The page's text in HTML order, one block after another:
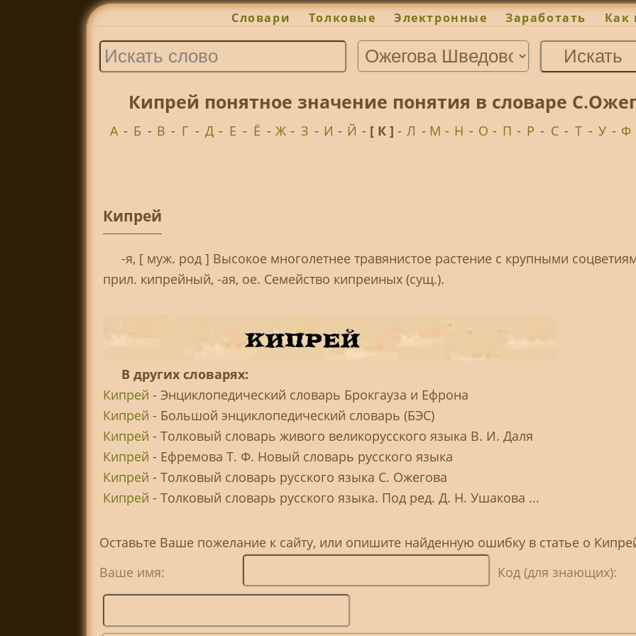
Словари Толковые Электронные Заработать Как
Кипрей понятное значение понятия в словаре
А - Б - В - Г - Д - Е - Ё - Ж - З - И - Й - [ К ] - Л - М - Н - О - П - Р - С - Т - У - Ф
Кипрей
-я, [ муж. род ] Высокое многолетнее травянистое растение с крупными
прил. кипрейный, -ая, ое. Семейство кипреиных (сущ.).
В других словарях:
Кипрей - Энциклопедический словарь Брокгауза и Ефрона
Кипрей - Большой энциклопедический словарь (БЭС)
Кипрей - Толковый словарь живого великорусского языка В. И. Даля
Кипрей - Ефремова Т. Ф. Новый словарь русского языка
Кипрей - Толковый словарь русского языка С. Ожегова
Кипрей - Толковый словарь русского языка. Под ред. Д. Н. Ушакова ...
Оставьте Ваше пожелание к сайту, или опишите найденную ошибку в статье о
Ваше имя:
Код (для знающих):